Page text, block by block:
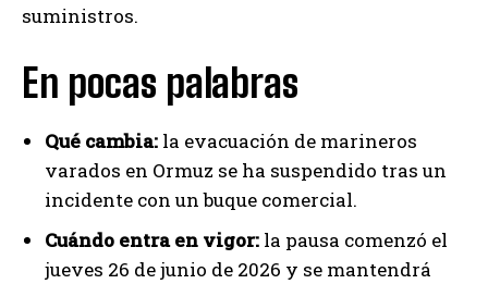
suministros.
En pocas palabras
Qué cambia: la evacuación de marineros
varados en Ormuz se ha suspendido tras un
incidente con un buque comercial.
Cuándo entra en vigor: la pausa comenzó el
jueves 26 de junio de 2026 y se mantendrá